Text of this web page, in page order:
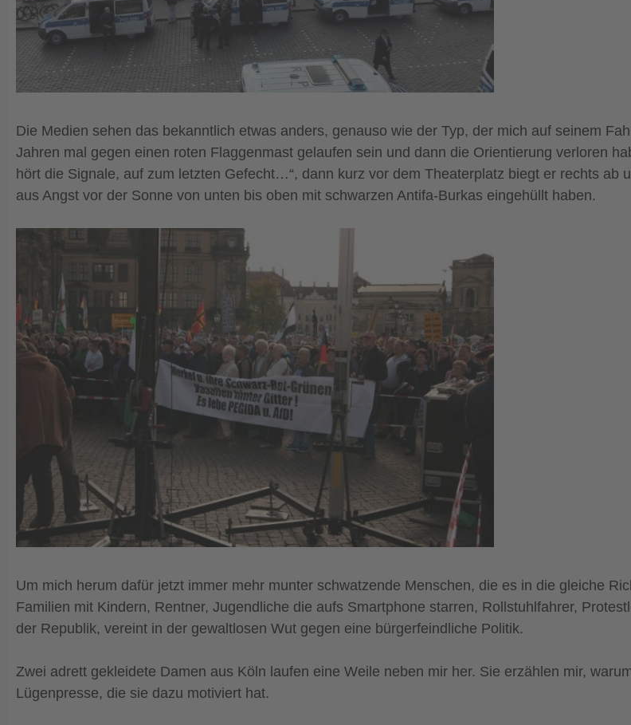
Die Medien sehen das bekanntlich etwas anders, genauso wie der Typ, der mich auf seinem
Jahren mal gegen einen roten Flaggenmast gelaufen sein und dann die Orientierung verloren
hört die Signale, auf zum letzten Gefecht…“, dann kurz vor dem Theaterplatz biegt er rechts ab
aus Angst vor der Sonne von unten bis oben mit schwarzen Antifa-Burkas eingehüllt haben.
Um mich herum dafür jetzt immer mehr munter schwatzende Menschen, die es in die gleiche
Familien mit Kindern, Rentner, Jugendliche die aufs Smartphone starren, Rollstuhlfahrer,
der Republik, vereint in der gewaltlosen Wut gegen eine bürgerfeindliche Politik.
Zwei adrett gekleidete Damen aus Köln laufen eine Weile neben mir her. Sie erzählen mir,
Lügenpresse, die sie dazu motiviert hat.